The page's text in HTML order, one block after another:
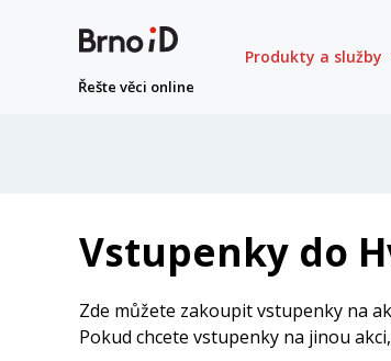
Řešte věci online
Produkty a služby
Vstupenky do
Zde můžete zakoupit vstupenky na
Pokud chcete vstupenky na jinou